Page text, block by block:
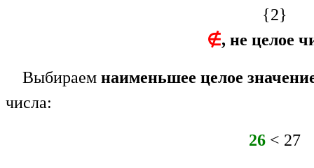
{2}
∉, не целое
Выбираем наименьшее целое
числа:
26 < 27